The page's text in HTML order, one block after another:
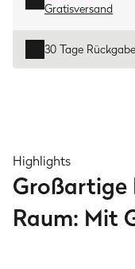
Gratisversand
30 Tage
Highlights
Großartige
Raum: Mit